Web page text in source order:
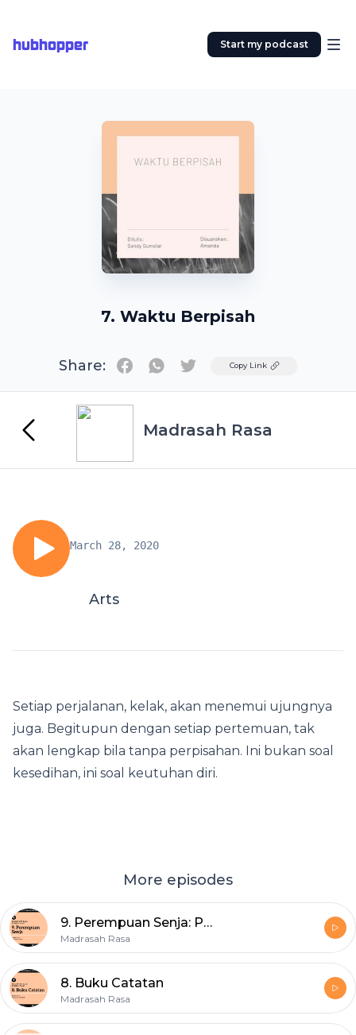
hubhopper Start my podcast
7. Waktu Berpisah
Share: TwitterCopy Link
Madrasah Rasa
March 28, 2020
Arts
Setiap perjalanan, kelak, akan menemui ujungnya
juga. Begitupun dengan setiap pertemuan, tak
akan lengkap bila tanpa perpisahan. Ini bukan soal
kesedihan, ini soal keutuhan diri.
More episodes
9. Perempuan Senja: Percakapan di Stasiun Kereta
Madrasah Rasa
8. Buku Catatan
Madrasah Rasa